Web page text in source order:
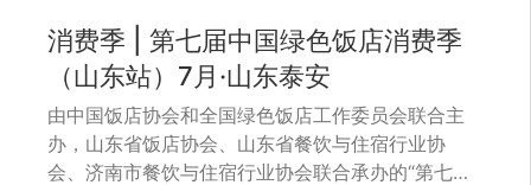
山东省餐饮与住宿行业协会会长张文魁，济南市餐
饮与住宿行业协会会长张磊，以及山东省内各地市
行业协会负责人、优秀绿色饭店代表、绿色饭店评
审员代表近200人共同参加本次活动。
消费季 | 第七届中国绿色饭店消费季
（山东站）7月·山东泰安
由中国饭店协会和全国绿色饭店工作委员会联合主
办，山东省饭店协会、山东省餐饮与住宿行业协
会、济南市餐饮与住宿行业协会联合承办的“第七届